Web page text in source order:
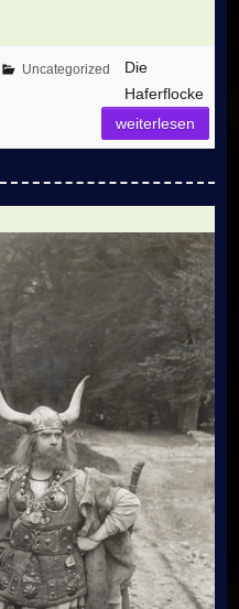
Uncategorized
Die
Haferflocke
weiterlesen